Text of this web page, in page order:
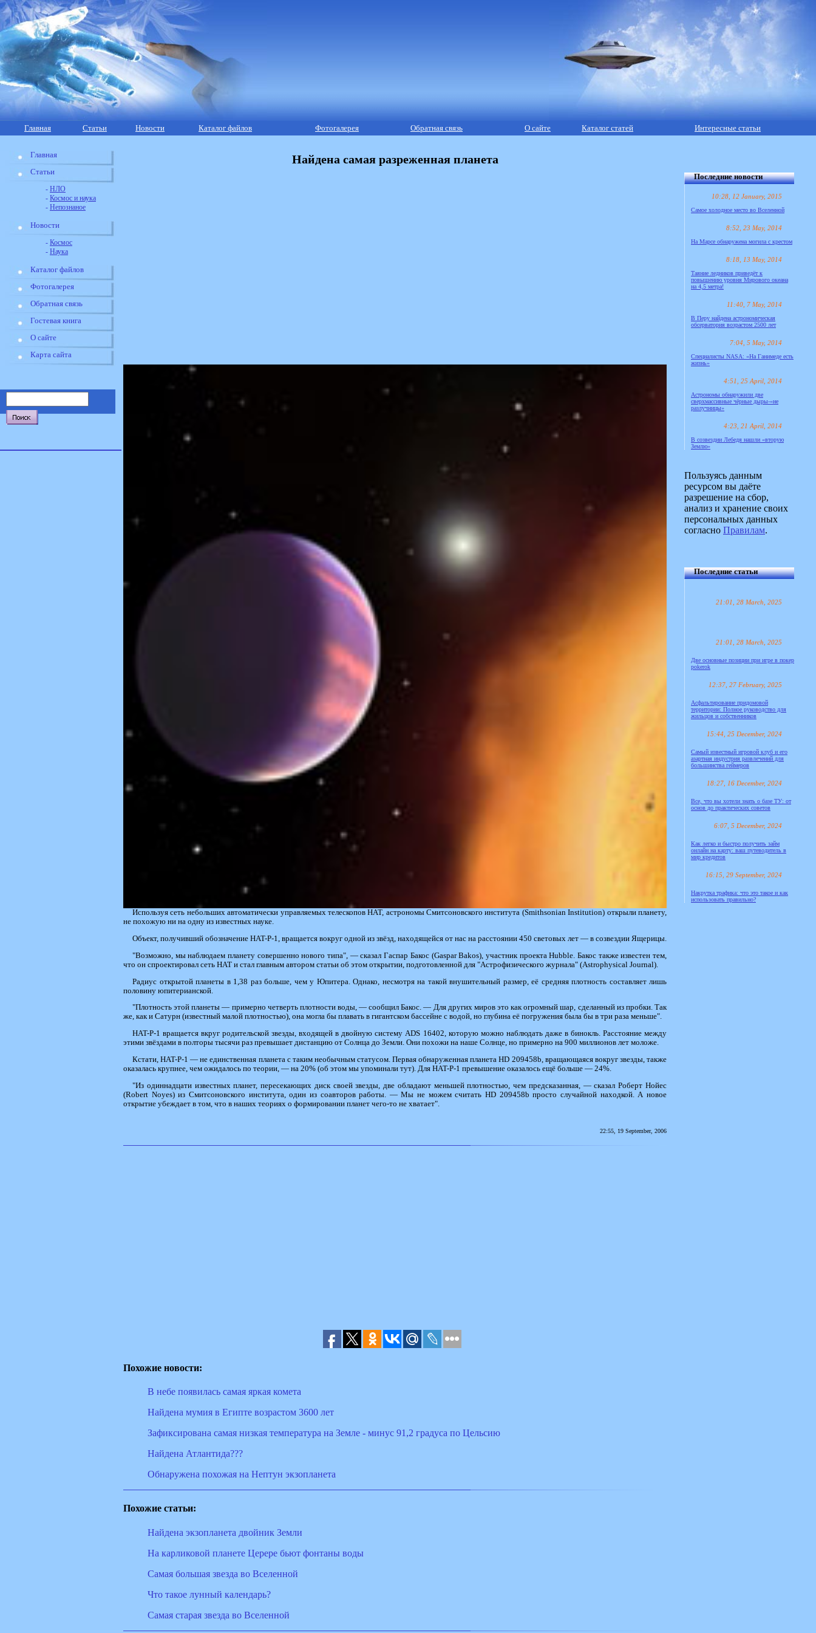
Главная Статьи Новости Каталог файлов Фотогалерея Обратная связь О сайте Каталог статей Интересные статьи
Главная
Статьи
- НЛО
- Космос и наука
- Непознаное
Новости
- Космос
- Наука
Каталог файлов
Фотогалерея
Обратная связь
Гостевая книга
О сайте
Карта сайта
Найдена самая разреженная планета
Используя сеть небольших автоматически управляемых телескопов HAT, астрономы Смитсоновского института (Smithsonian Institution) открыли планету,
не похожую ни на одну из известных науке.
Объект, получивший обозначение HAT-P-1, вращается вокруг одной из звёзд, находящейся от нас на расстоянии 450 световых лет — в созвездии Ящерицы.
"Возможно, мы наблюдаем планету совершенно нового типа", — сказал Гаспар Бакос (Gaspar Bakos), участник проекта Hubble. Бакос также известен тем,
что он спроектировал сеть HAT и стал главным автором статьи об этом открытии, подготовленной для "Астрофизического журнала" (Astrophysical Journal).
Радиус открытой планеты в 1,38 раз больше, чем у Юпитера. Однако, несмотря на такой внушительный размер, её средняя плотность составляет лишь
половину юпитерианской.
"Плотность этой планеты — примерно четверть плотности воды, — сообщил Бакос. — Для других миров это как огромный шар, сделанный из пробки. Так
же, как и Сатурн (известный малой плотностью), она могла бы плавать в гигантском бассейне с водой, но глубина её погружения была бы в три раза меньше".
HAT-P-1 вращается вкруг родительской звезды, входящей в двойную систему ADS 16402, которую можно наблюдать даже в бинокль. Расстояние между
этими звёздами в полторы тысячи раз превышает дистанцию от Солнца до Земли. Они похожи на наше Солнце, но примерно на 900 миллионов лет моложе.
Кстати, HAT-P-1 — не единственная планета с таким необычным статусом. Первая обнаруженная планета HD 209458b, вращающаяся вокруг звезды, также
оказалась крупнее, чем ожидалось по теории, — на 20% (об этом мы упоминали тут). Для HAT-P-1 превышение оказалось ещё больше — 24%.
"Из одиннадцати известных планет, пересекающих диск своей звезды, две обладают меньшей плотностью, чем предсказанная, — сказал Роберт Нойес
(Robert Noyes) из Смитсоновского института, один из соавторов работы. — Мы не можем считать HD 209458b просто случайной находкой. А новое
открытие убеждает в том, что в наших теориях о формировании планет чего-то не хватает".
22:55, 19 September, 2006
Похожие новости:
В небе появилась самая яркая комета
Найдена мумия в Египте возрастом 3600 лет
Зафиксирована самая низкая температура на Земле - минус 91,2 градуса по Цельсию
Найдена Атлантида???
Обнаружена похожая на Нептун экзопланета
Похожие статьи:
Найдена экзопланета двойник Земли
На карликовой планете Церере бьют фонтаны воды
Самая большая звезда во Вселенной
Что такое лунный календарь?
Cамая старая звезда во Вселенной
Последние новости
10:28, 12 January, 2015
Самое холодное место во Вселенной
8:52, 23 May, 2014
На Марсе обнаружена могила с крестом
8:18, 13 May, 2014
Таяние ледников приведёт к
повышению уровня Мирового океана
на 4,5 метра!
11:40, 7 May, 2014
В Перу найдена астрономическая
обсерватория возрастом 2500 лет
7:04, 5 May, 2014
Специалисты NASA: «На Ганимеде есть
жизнь»
4:51, 25 April, 2014
Астрономы обнаружили две
сверхмассивные чёрные дыры-«не
разлучницы»
4:23, 21 April, 2014
В созвездии Лебедя нашли «вторую
Землю»
Пользуясь данным
ресурсом вы даёте
разрешение на сбор,
анализ и хранение своих
персональных данных
согласно Правилам.
Последние статьи
21:01, 28 March, 2025
21:01, 28 March, 2025
Две основные позиции при игре в покер
pokerok
12:37, 27 February, 2025
Асфальтирование придомовой
территории: Полное руководство для
жильцов и собственников
15:44, 25 December, 2024
Самый известный игровой клуб и его
азартная индустрия развлечений для
большинства геймеров
18:27, 16 December, 2024
Все, что вы хотели знать о базе ТУ: от
основ до практических советов
6:07, 5 December, 2024
Как легко и быстро получить займ
онлайн на карту: ваш путеводитель в
мир кредитов
16:15, 29 September, 2024
Накрутка трафика: что это такое и как
использовать правильно?